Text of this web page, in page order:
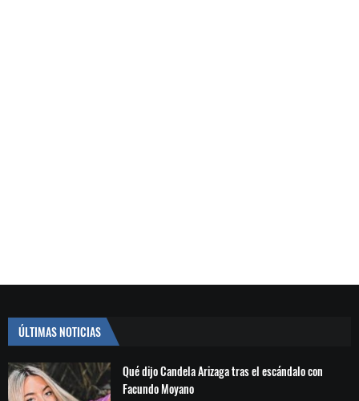
ÚLTIMAS NOTICIAS
Qué dijo Candela Arizaga tras el escándalo con
Facundo Moyano